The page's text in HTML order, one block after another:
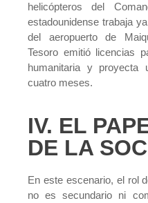
helicópteros del
estadounidense trabaja
del aeropuerto de
Tesoro emitió licencias
humanitaria y proyecta
cuatro meses.
IV. EL
DE LA
En este escenario, el rol
no es secundario ni